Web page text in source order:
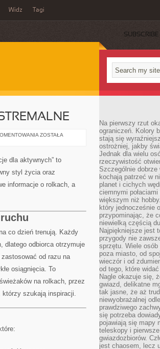
Widz Tagi
SUBSCRIBE
FITNESS
SPORTY
EKSTREMALNE
ZOSTAŁA
dla aktywnych” to
styl życia oraz
informacje o rolkach, a
co dzień trenują. Każdy
dlatego odbiorca otrzymuje
od razu na
osiągnięcia. To
na rolkach, przez
którzy szukają inspiracji.
Na pierwszy rzut
ograniczeń. Kolory
stają się
ostrożniej, jakby
Jednak dla wielu
rzeczywistość
Szczególnie
kochają patrzeć w
planet i cichych
ciemnymi
większym niż
który jednocześnie
przypominając, że
niewielką częścią
Najpiękniejsze jest
przygody nie
sprzętu. Wiele
poza miasto, od
wieczór i od
od tego, które widać
Nagle okazuje się,
gwiazd, delikatne
tak jasne, że aż
niewyobrażalnej
prawdziwego
się potrzeba
pojawiają się mapy
teleskopy i
gwiazdozbiorów.
jest chaosem, lecz